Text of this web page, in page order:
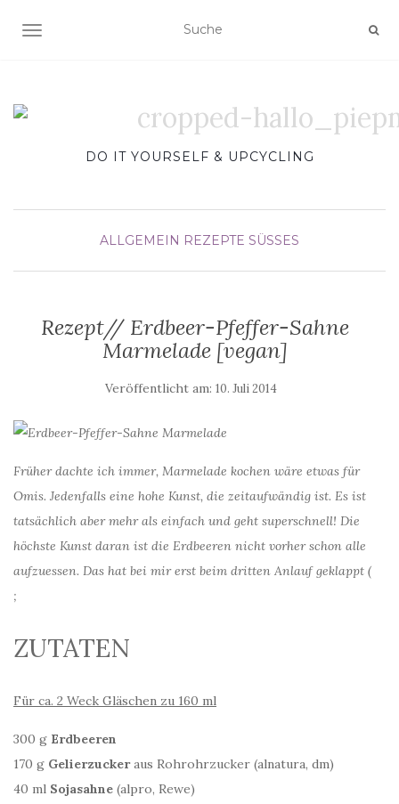
SCHALTE NAVIGATION
DO IT YOURSELF & UPCYCLING
ALLGEMEIN REZEPTE SÜSSES
Rezept// Erdbeer-Pfeffer-Sahne
Marmelade [vegan]
Veröffentlicht am: 10. Juli 2014
Früher dachte ich immer, Marmelade kochen wäre etwas für
Omis. Jedenfalls eine hohe Kunst, die zeitaufwändig ist. Es ist
tatsächlich aber mehr als einfach und geht superschnell! Die
höchste Kunst daran ist die Erdbeeren nicht vorher schon alle
aufzuessen. Das hat bei mir erst beim dritten Anlauf geklappt (
;
ZUTATEN
Für ca. 2 Weck Gläschen zu 160 ml
300 g Erdbeeren
170 g Gelierzuckeraus Rohrohrzucker (alnatura, dm)
40 ml Sojasahne (alpro, Rewe)